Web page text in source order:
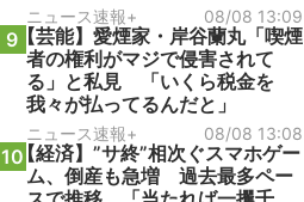
ニュース速報+ 08/08 13:09
9【芸能】愛煙家・岸谷蘭丸「喫煙
者の権利がマジで侵害されて
る」と私見 「いくら税金を
我々が払ってるんだと」
ニュース速報+ 08/08 13:08
10【経済】”サ終”相次ぐスマホゲー
ム、倒産も急増 過去最多ペー